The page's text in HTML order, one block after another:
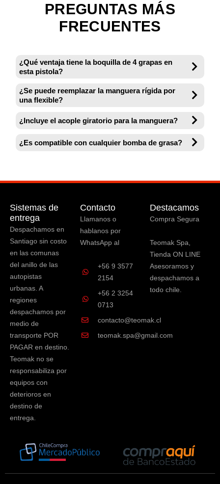
¿Qué ventaja tiene la boquilla de 4 grapas en
esta pistola?
¿Se puede reemplazar la manguera rígida por
una flexible?
¿Incluye el acople giratorio para la manguera?
¿Es compatible con cualquier bomba de grasa?
PREGUNTAS MÁS
FRECUENTES
Sistemas de
entrega
Despachamos en
Santiago sin costo
en las comunas
del anillo de las
autopistas
urbanas. A
regiones
despachamos por
medio de
transporte POR
PAGAR en destino.
Teomak no se
responsabiliza por
equipos con
deterioros en
destino de
entrega.
Contacto
Llamanos o
hablanos por
WhatsApp al
+56 9 3577
2154
+56 2 3254
0713
contacto@teomak.cl
teomak.spa@gmail.com
Destacamos
Compra Segura
Teomak Spa,
Tienda ON LINE
Asesoramos y
despachamos a
todo chile.